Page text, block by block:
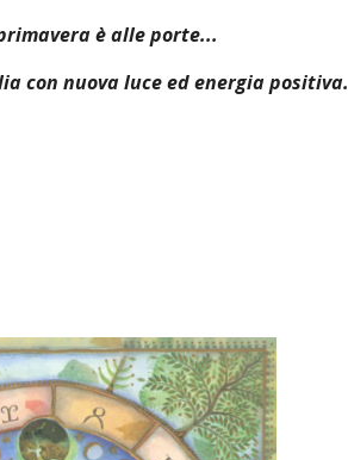
è alle porte...
con nuova luce ed energia positiva.